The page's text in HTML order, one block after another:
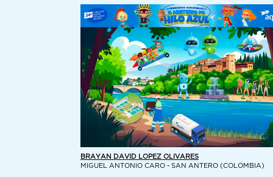
BRAYAN DAVID LOPEZ OLIVARES
MIGUEL ANTONIO CARO - SAN ANTERO (COLOMBIA)